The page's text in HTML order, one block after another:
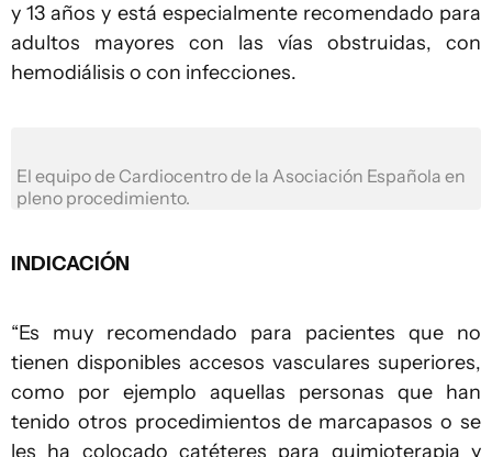
y 13 años y está especialmente recomendado para
adultos mayores con las vías obstruidas, con
hemodiálisis o con infecciones.
El equipo de Cardiocentro de la Asociación Española en
pleno procedimiento.
INDICACIÓN
“Es muy recomendado para pacientes que no
tienen disponibles accesos vasculares superiores,
como por ejemplo aquellas personas que han
tenido otros procedimientos de marcapasos o se
les ha colocado catéteres para quimioterapia y